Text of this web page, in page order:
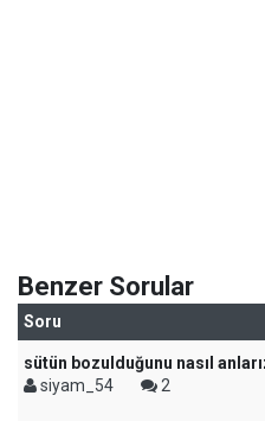
Benzer Sorular
Soru
sütün bozulduğunu nasıl
siyam_54
2